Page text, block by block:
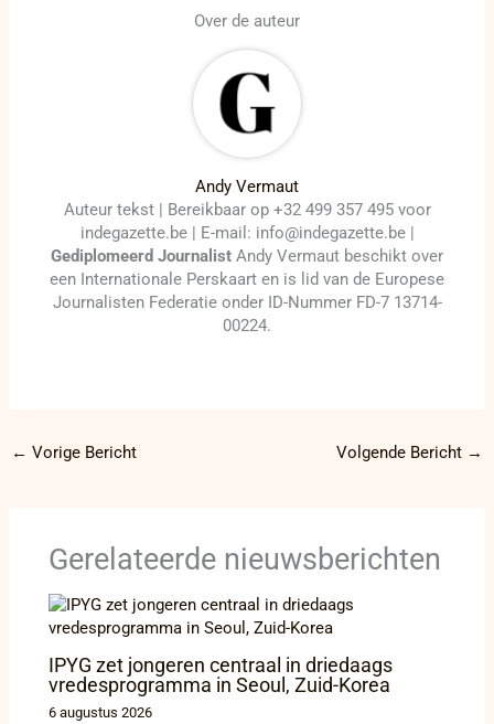
Over de auteur
Andy Vermaut
Auteur tekst | Bereikbaar op +32 499 357 495 voor
indegazette.be | E-mail: info@indegazette.be |
Gediplomeerd Journalist Andy Vermaut beschikt over
een Internationale Perskaart en is lid van de Europese
Journalisten Federatie onder ID-Nummer FD-7 13714-
00224.
← Vorige Bericht Volgende Bericht →
Gerelateerde nieuwsberichten
IPYG zet jongeren centraal in driedaags
vredesprogramma in Seoul, Zuid-Korea
6 augustus 2026